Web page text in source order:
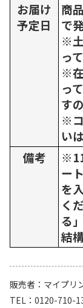
お届け
予定日
商
で
※
っ
※
っ
す
※
い
備考
ー
を
く
る
結
販売者
マイプリ
TEL
0120-710-